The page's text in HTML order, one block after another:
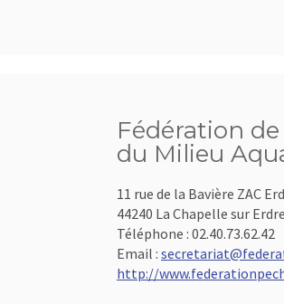
Fédération
du Milieu
11 rue de la Bavière ZAC
44240 La Chapelle sur Erdre
Téléphone : 02.40.73.62.42
Email :
http://